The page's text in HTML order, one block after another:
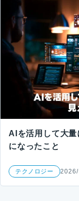
AIを活用して大
になったこと
テクノロジー